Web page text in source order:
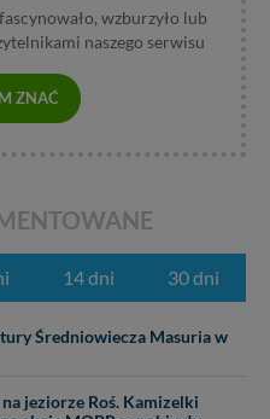
wzburzyło lub
naszego serwisu
ZNAĆ
14 dni 30 dni
Średniowiecza Masuria w
jeziorze Roś. Kamizelki